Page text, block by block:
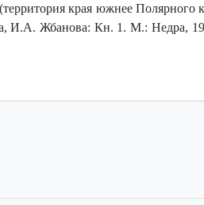
края южнее Полярного
И.А. Жбанова: Кн. 1. М.: Недра,